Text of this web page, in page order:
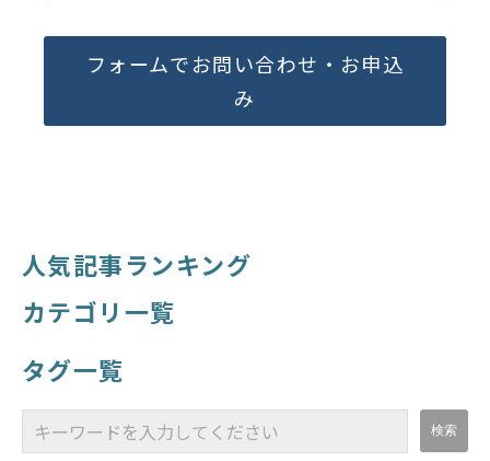
フォームでお問い合わせ・お申込
み
人気記事ランキング
カテゴリ一覧
タグ一覧